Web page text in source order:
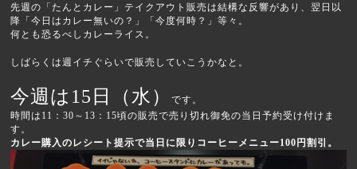
先週の「たんとカレー」テイクアウト販売は結構な反響があり、翌日以
降「今日はカレー無いの？」「今度何時？」等々。
何とも恐るべしカレーライス。
しばらくは週イチぐらいで販売していこうかなと。
今週は15日（水）です。
時間は11：30～13：15頃の販売で売り切れ御免の当日予約受け付けま
す。
カレー購入のレシート提示で当日に限りコーヒーメニュー100円割引。